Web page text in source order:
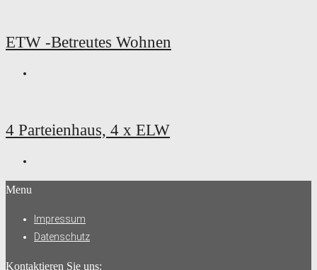
ETW -Betreutes Wohnen
4 Parteienhaus, 4 x ELW
Menu
Impressum
Datenschutz
Kontaktieren Sie uns: